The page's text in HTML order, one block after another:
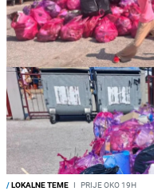
/LOKALNE TEME I PRIJE OKO 19H